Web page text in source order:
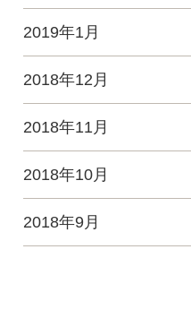
2019年1月
2018年12月
2018年11月
2018年10月
2018年9月